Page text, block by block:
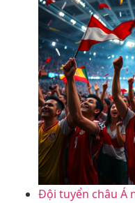
Đội tuyển châu Á